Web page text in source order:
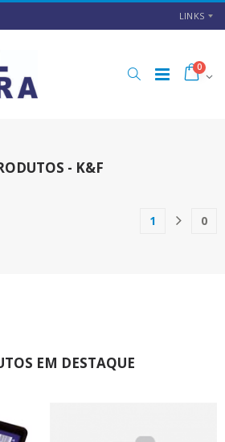
LINKS
0
- K&F
1(current)0
EM DESTAQUE